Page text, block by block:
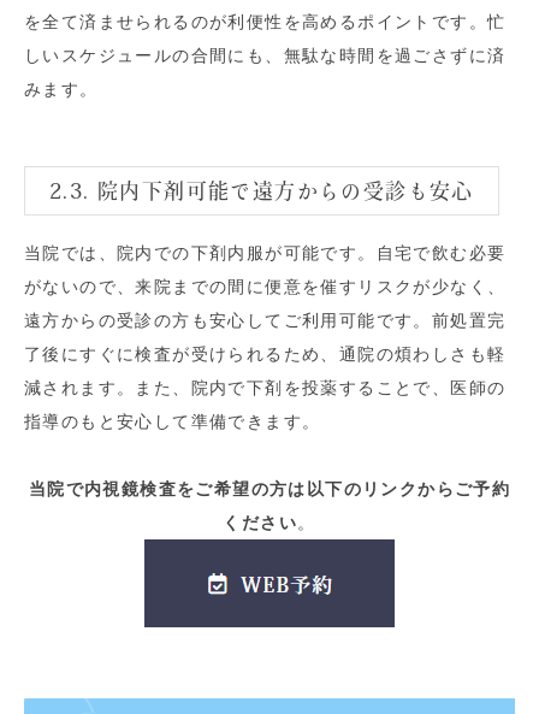
を全て済ませられるのが利便性を高めるポイントです。忙
しいスケジュールの合間にも、無駄な時間を過ごさずに済
みます。
2.3. 院内下剤可能で遠方からの受診も安心
当院では、院内での下剤内服が可能です。自宅で飲む必要
がないので、来院までの間に便意を催すリスクが少なく、
遠方からの受診の方も安心してご利用可能です。前処置完
了後にすぐに検査が受けられるため、通院の煩わしさも軽
減されます。また、院内で下剤を投薬することで、医師の
指導のもと安心して準備できます。
当院で内視鏡検査をご希望の方は以下のリンクからご予約
ください。